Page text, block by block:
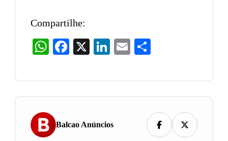
Compartilhe:
WhatsAppFacebook LinkedIn
Email
Balcao Anúncios